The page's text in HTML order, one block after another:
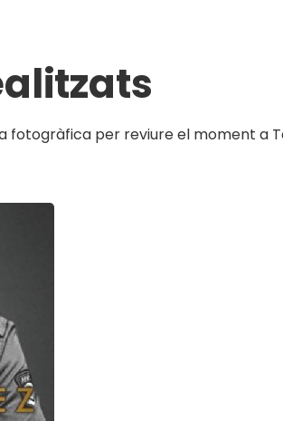
fotogràfica per reviure el moment a